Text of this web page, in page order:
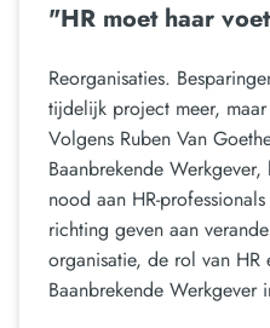
"HR moet haar
Reorganisaties.
tijdelijk project meer,
Volgens Ruben Van
Baanbrekende
nood aan HR-
richting geven aan
organisatie, de rol van HR
Baanbrekende